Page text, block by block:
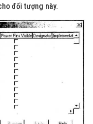
đối tượng này.